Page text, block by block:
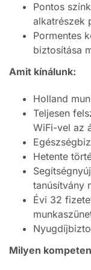
Pontos
alkatrészek
Pormentes
biztosítása
Amit kínálunk:
Holland
Teljesen
WiFi-vel az
Hetente
tanúsítvány
Évi 32
Milyen